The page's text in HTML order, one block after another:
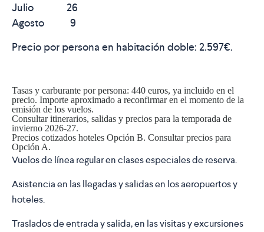
Julio 26
Agosto 9
Precio por persona en habitación doble: 2.597€.
Tasas y carburante por persona: 440 euros, ya incluido en el
precio. Importe aproximado a reconfirmar en el momento de la
emisión de los vuelos.
Consultar itinerarios, salidas y precios para la temporada de
invierno 2026-27.
Precios cotizados hoteles Opción B. Consultar precios para
Opción A.
Vuelos de línea regular en clases especiales de reserva.
Asistencia en las llegadas y salidas en los aeropuertos y
hoteles.
Traslados de entrada y salida, en las visitas y excursiones